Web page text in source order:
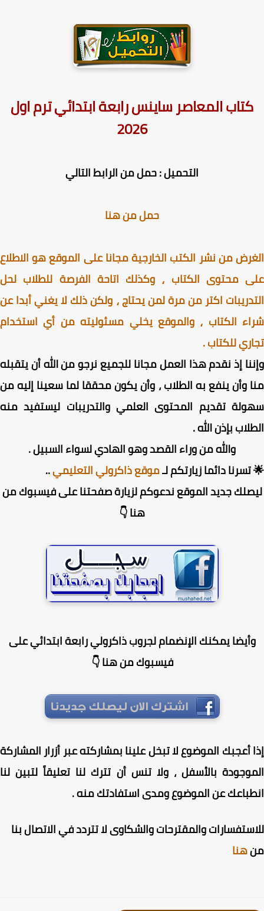
كتاب المعاصر ساينس رابعة ابتدائي ترم اول
2026
التحميل : حمل من الرابط التالي
حمل من هنا
من نشر الكتب الخارجية مجانا على الموقع هو الاطلاع
محتوى الكتاب ⸲ وكذلك اتاحة الفرصة للطلاب لحل
اكتر من مرة لمن يحتاج ⸲ ولكن ذلك لا يغني أبدا عن
الكتاب ⸲ والموقع يخلي مسئوليته من أي استخدام
للكتاب .
إذ نقدم هذا العمل مجانا للجميع نرجو من الله أن يتقبله
وأن ينفع به الطلاب ، وأن يكون محققا لما سعينا إليه من
تقديم المحتوى العلمي والتدريبات ليستفيد منه
بإذن الله .
والله من وراء القصد وهو الهادي لسواء السبيل .
دائما زيارتكم لـموقع ذاكرولي التعليمي..
جديد الموقع ندعوكم لزيارة صفحتنا على فيسبوك من
هنا 👇
يمكنك الإنضمام لجروب ذاكرولي رابعة ابتدائي على
فيسبوك من هنا 👇
أعجبك الموضوع لا تبخل علينا بمشاركته عبر أزرار المشاركة
بالأسفل ، ولا تنس أن تترك لنا تعليقاً لتبين لنا
عن الموضوع ومدى استفادتك منه .
والمقترحات والشكاوى لا تتردد في الاتصال بنا
هنا